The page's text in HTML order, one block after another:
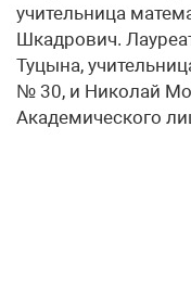
учительница
Шкадрович.
Туцына,
№ 30, и Николай
Академического